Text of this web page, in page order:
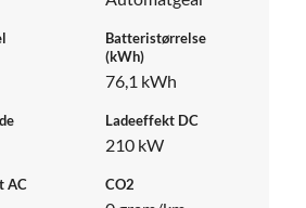
Batteristørrelse
(kWh)
76,1 kWh
Ladeeffekt DC
210 kW
AC CO2